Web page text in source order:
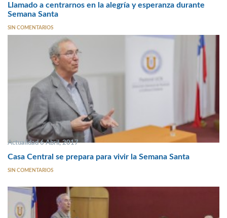
Llamado a centrarnos en la alegría y esperanza durante
Semana Santa
SIN COMENTARIOS
Actualidad 6 Abril, 2017
Casa Central se prepara para vivir la Semana Santa
SIN COMENTARIOS